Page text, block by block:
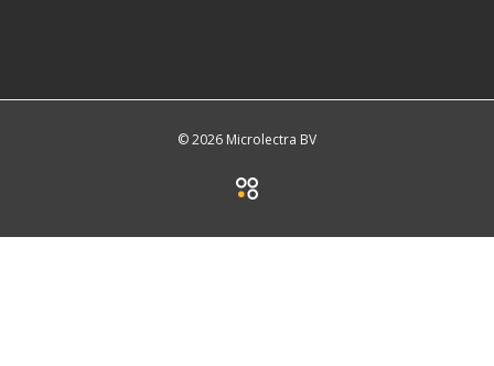
© 2026 Microlectra BV